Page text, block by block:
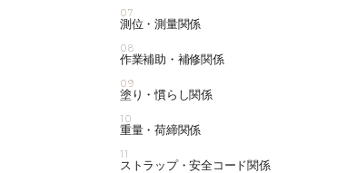
07
測位・測量関係
08
作業補助・補修関係
09
塗り・慣らし関係
10
重量・荷締関係
11
ストラップ・安全コード関係